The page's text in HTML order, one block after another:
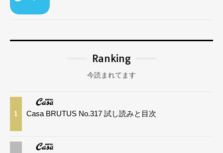
Ranking
今読まれてます
1 Casa BRUTUS No.317 試し読みと目次